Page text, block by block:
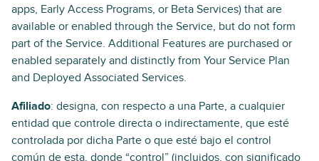
apps, Early Access Programs, or Beta Services) that are
available or enabled through the Service, but do not form
part of the Service. Additional Features are purchased or
enabled separately and distinctly from Your Service Plan
and Deployed Associated Services.
Afiliado: designa, con respecto a una Parte, a cualquier
entidad que controle directa o indirectamente, que esté
controlada por dicha Parte o que esté bajo el control
común de esta, donde “control” (incluidos, con significado